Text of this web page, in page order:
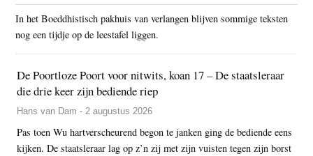
In het Boeddhistisch pakhuis van verlangen blijven sommige teksten
nog een tijdje op de leestafel liggen.
De Poortloze Poort voor nitwits, koan 17 – De staatsleraar
die drie keer zijn bediende riep
Hans van Dam - 2 augustus 2026
Pas toen Wu hartverscheurend begon te janken ging de bediende eens
kijken. De staatsleraar lag op z’n zij met zijn vuisten tegen zijn borst